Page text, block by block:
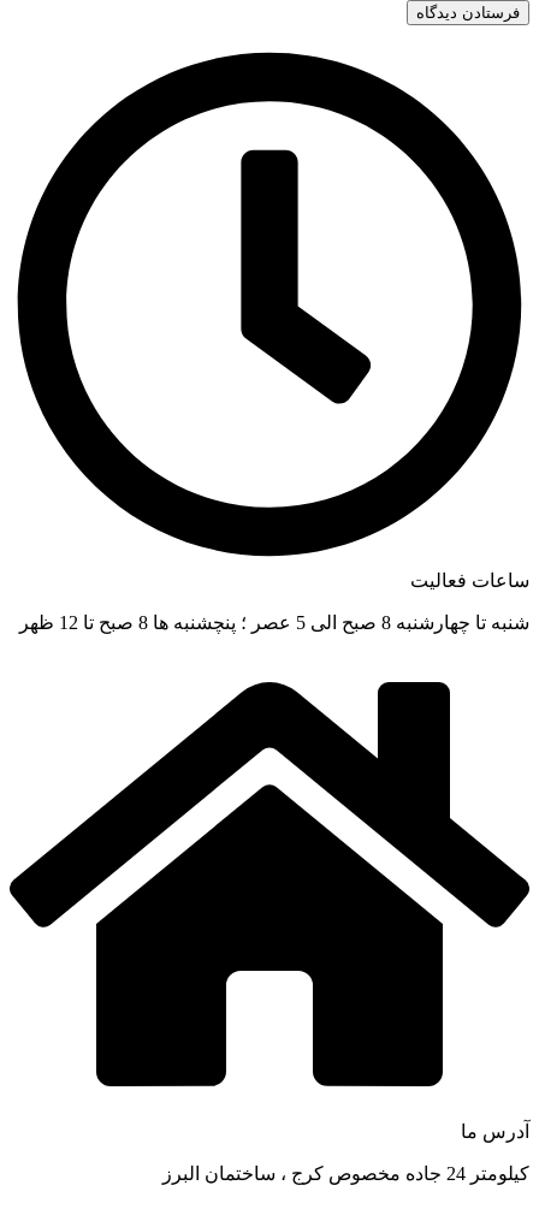
ساعات فعالیت
شنبه تا چهارشنبه 8 صبح الی 5 عصر ؛ پنچشنبه ها 8 صبح تا 12 ظهر
آدرس ما
کیلومتر 24 جاده مخصوص کرج ، ساختمان البرز